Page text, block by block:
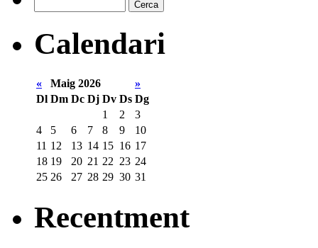
Calendari
« Maig 2026
»
Dl Dm Dc Dj Dv Ds Dg
1
2
3
4
5 6 7 8 9
10
11 12 13 14 15 16 17
18 19 20 21 22 23 24
25 26 27 28 29 30 31
Recentment